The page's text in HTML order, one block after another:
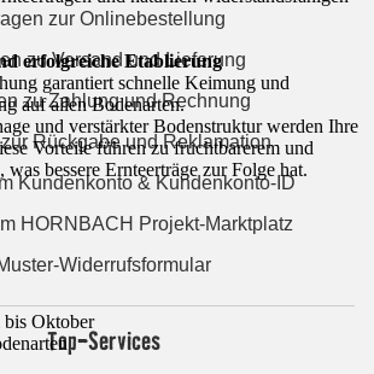
erfolgreiche Etablierung
garantiert schnelle Keimung und
auf allen Bodenarten.
und verstärkter Bodenstruktur werden Ihre
Vorteile führen zu fruchtbarerem und
bessere Ernteerträge zur Folge hat.
bis Oktober
zur Onlinebestellung
zu Versand und Lieferung
zu Zahlung und Rechnung
Rückgabe und Reklamation
Kundenkonto & Kundenkonto-ID
HORNBACH Projekt-Marktplatz
Widerrufsformular
Top-Services